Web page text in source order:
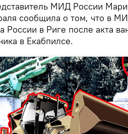
МИД России
сообщила о том, что в
России в Риге после акта
в Екабпилсе.